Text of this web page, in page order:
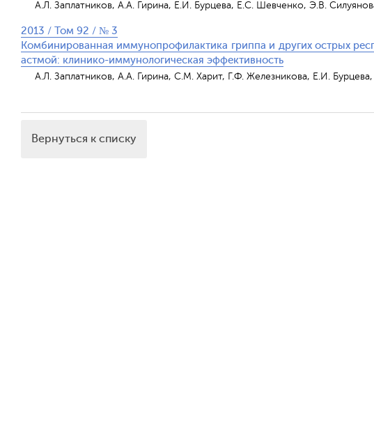
А.Л. Заплатников, А.А. Гирина, Е.И. Бурцева, Е.С. Шевченко, Э.В.
2013 / Том 92 / № 3
Комбинированная иммунопрофилактика гриппа и других острых
астмой: клинико-иммунологическая эффективность
А.Л. Заплатников, А.А. Гирина, С.М. Харит, Г.Ф. Железникова, Е.И.
Вернуться к списку